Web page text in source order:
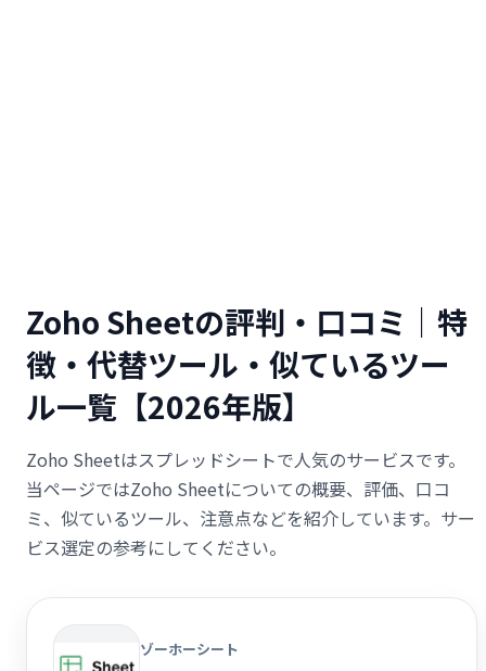
Zoho Sheetの評判・口コミ｜特
徴・代替ツール・似ているツー
ル一覧【2026年版】
Zoho Sheetはスプレッドシートで人気のサービスです。
当ページではZoho Sheetについての概要、評価、口コ
ミ、似ているツール、注意点などを紹介しています。サー
ビス選定の参考にしてください。
ゾーホーシート